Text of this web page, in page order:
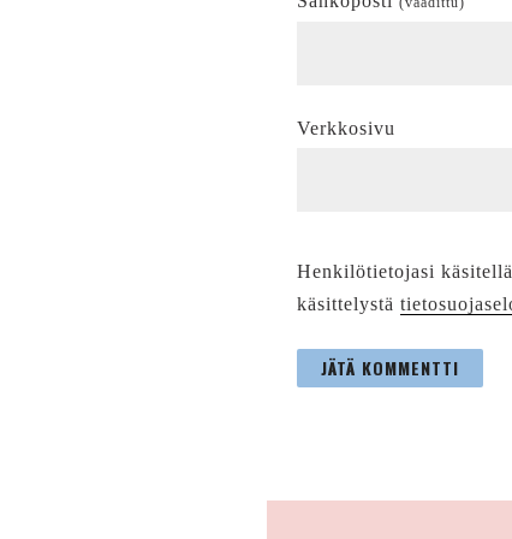
Verkkosivu
Henkilötietojasi
käsittelystä